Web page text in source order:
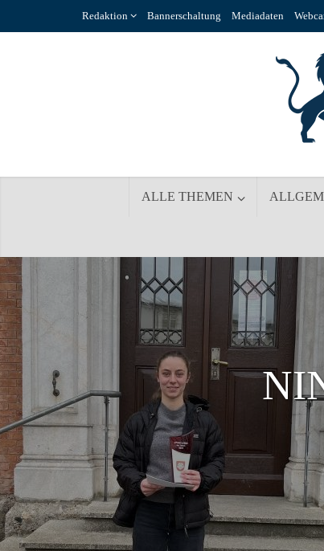
Redaktion Bannerschaltung Mediadaten
ALLE THEMEN